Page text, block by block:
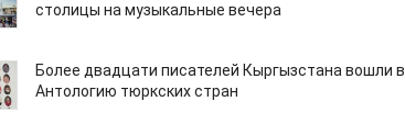
столицы на музыкальные вечера
Более двадцати писателей Кыргызстана вошли в
Антологию тюркских стран